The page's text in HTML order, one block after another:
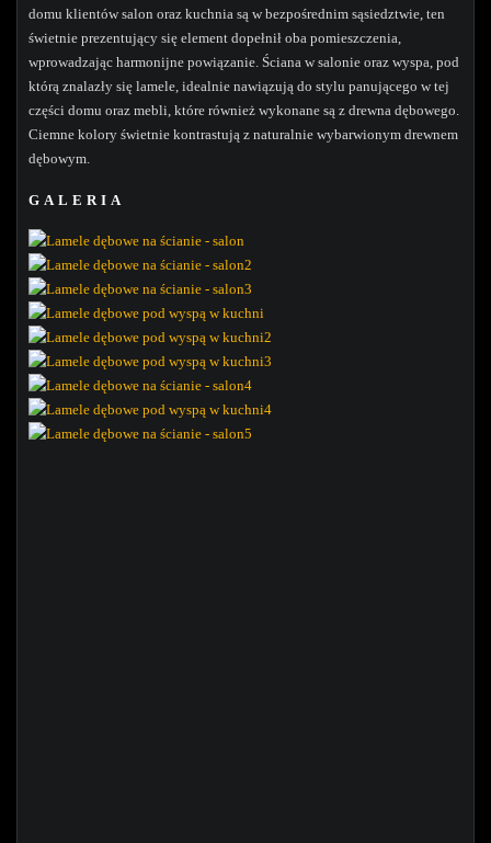
domu klientów salon oraz kuchnia są w bezpośrednim sąsiedztwie, ten
świetnie prezentujący się element dopełnił oba pomieszczenia,
wprowadzając harmonijne powiązanie. Ściana w salonie oraz wyspa, pod
którą znalazły się lamele, idealnie nawiązują do stylu panującego w tej
części domu oraz mebli, które również wykonane są z drewna dębowego.
Ciemne kolory świetnie kontrastują z naturalnie wybarwionym drewnem
dębowym.
GALERIA